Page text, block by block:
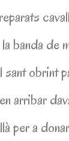
banda de
sant obrint
arribar
per a